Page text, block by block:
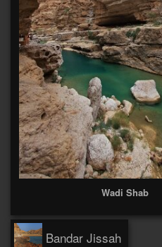
Wadi Shab
Bandar Jissah